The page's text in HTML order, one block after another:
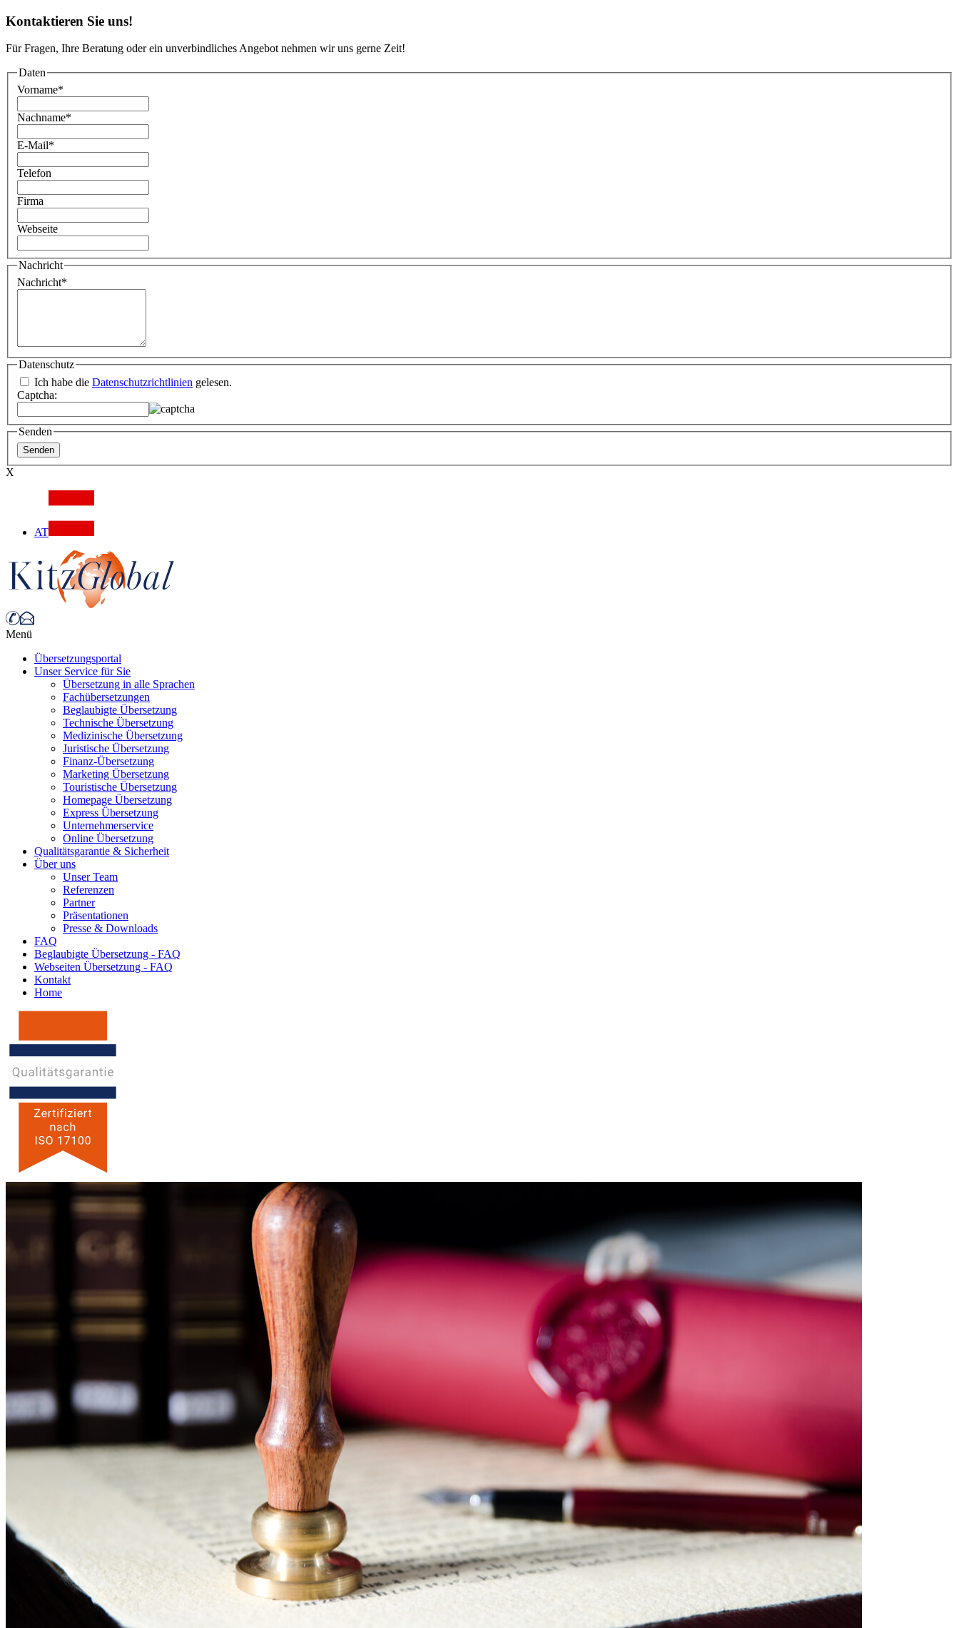
Kontaktieren Sie uns!
Für Fragen, Ihre Beratung oder ein unverbindliches Angebot nehmen wir uns gerne Zeit!
Daten
Vorname*
Nachname*
E-Mail*
Telefon
Firma
Webseite
Nachricht
Nachricht*
Datenschutz
Ich habe die Datenschutzrichtlinien gelesen.
Captcha:
Senden
X
AT
Menü
Übersetzungsportal
Unser Service für Sie
Übersetzung in alle Sprachen
Fachübersetzungen
Beglaubigte Übersetzung
Technische Übersetzung
Medizinische Übersetzung
Juristische Übersetzung
Finanz-Übersetzung
Marketing Übersetzung
Touristische Übersetzung
Homepage Übersetzung
Express Übersetzung
Unternehmerservice
Online Übersetzung
Qualitätsgarantie & Sicherheit
Über uns
Unser Team
Referenzen
Partner
Präsentationen
Presse & Downloads
FAQ
Beglaubigte Übersetzung - FAQ
Webseiten Übersetzung - FAQ
Kontakt
Home